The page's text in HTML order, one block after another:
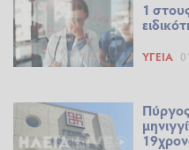
1
ΥΓΕΊΑ